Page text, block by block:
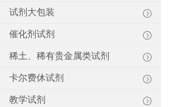
试剂大包装
催化剂试剂
稀土、稀有贵金属类试剂
卡尔费休试剂
教学试剂